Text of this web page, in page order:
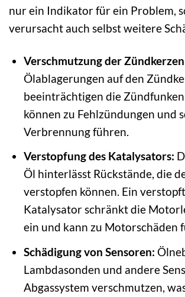
nur ein Indikator für ein Problem,
verursacht auch selbst weitere
Verschmutzung der
Ölablagerungen auf den
beeinträchtigen die
können zu Fehlzündungen und
Verbrennung führen.
Verstopfung des Katalysators:
Öl hinterlässt Rückstände, die
verstopfen können. Ein
Katalysator schränkt die
ein und kann zu Motorschäden
Schädigung von Sensoren:
Lambdasonden und andere
Abgassystem verschmutzen,